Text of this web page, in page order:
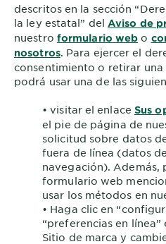
HAIR
COLOR
SERVICES
&
TOOLS
EXPLORE
About
Garnier
Ingredients
descritos en la sección
la ley estatal” del Aviso de
nuestro formulario web o
nosotros. Para ejercer el
consentimiento o retirar
podrá usar una de las
• visitar el enlace Sus
el pie de página de
solicitud sobre datos
fuera de línea (datos
navegación). Además,
formulario web
usar los métodos en
• Haga clic en
“preferencias en
Sitio de marca y